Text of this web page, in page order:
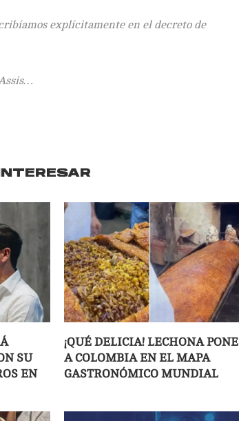
explícitamente en el decreto de
SU
EN
¡QUÉ DELICIA! LECHONA PONE
A COLOMBIA EN EL MAPA
GASTRONÓMICO MUNDIAL